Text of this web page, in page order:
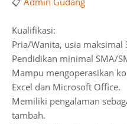
Kualifikasi:
Pria/Wanita, usia maksimal
Pendidikan minimal SMA/
Mampu mengoperasikan
Excel dan Microsoft Office.
Memiliki pengalaman
tambah.